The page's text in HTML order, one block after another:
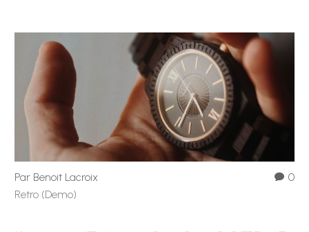
0
Par Benoit Lacroix
Retro (Demo)